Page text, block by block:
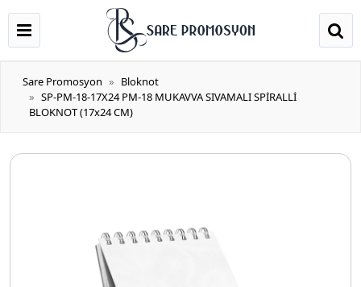
Sare Promosyon
Bloknot
SP-PM-18-17X24 PM-18 MUKAVVA SIVAMALI SPİRALLİ
BLOKNOT (17x24 CM)